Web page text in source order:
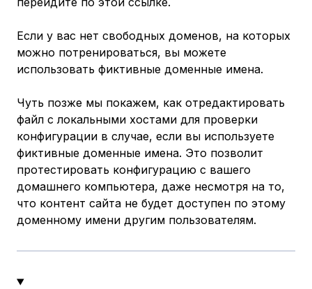
Если у вас нет свободных доменов, на которых
можно потренироваться, вы можете
использовать фиктивные доменные имена.
Чуть позже мы покажем, как отредактировать
файл с локальными хостами для проверки
конфигурации в случае, если вы используете
фиктивные доменные имена. Это позволит
протестировать конфигурацию с вашего
домашнего компьютера, даже несмотря на то,
что контент сайта не будет доступен по этому
доменному имени другим пользователям.